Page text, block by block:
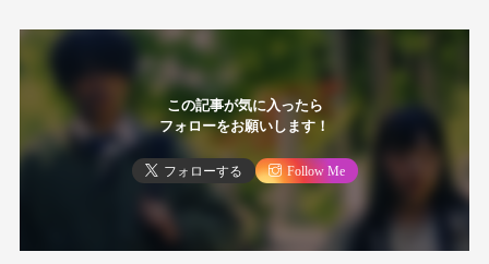
この記事が気に入ったら
フォローをお願いします！
フォローする Follow Me